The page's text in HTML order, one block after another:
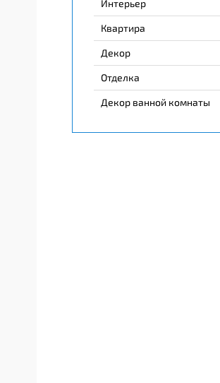
Интерьер
Квартира
Декор
Отделка
Декор ванной комнаты